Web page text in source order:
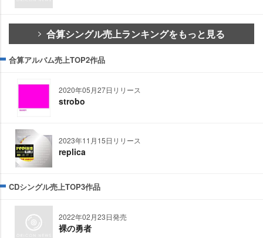
合算シングル売上ランキングをもっと見る
合算アルバム売上TOP2作品
2020年05月27日リリース
strobo
2023年11月15日リリース
replica
CDシングル売上TOP3作品
2022年02月23日発売
裸の勇者